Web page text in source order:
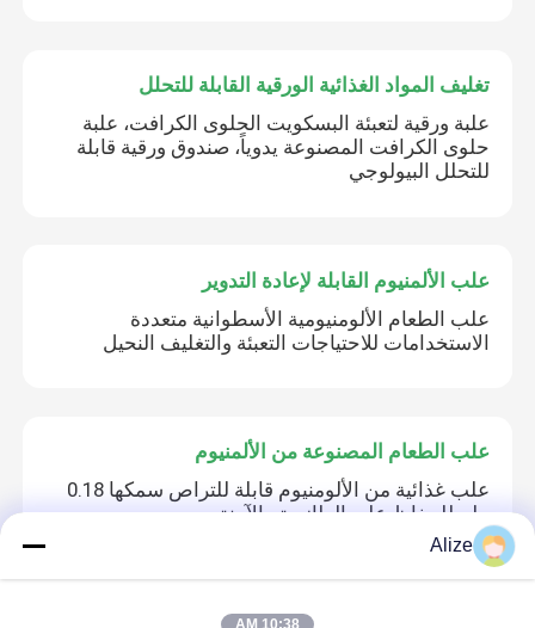
تغليف المواد الغذائية الورقية القابلة للتحلل
علبة ورقية لتعبئة البسكويت الحلوى الكرافت، علبة
حلوى الكرافت المصنوعة يدوياً، صندوق ورقية قابلة
للتحلل البيولوجي
علب الألمنيوم القابلة لإعادة التدوير
علب الطعام الألومنيومية الأسطوانية متعددة
الاستخدامات للاحتياجات التعبئة والتغليف النحيل
علب الطعام المصنوعة من الألمنيوم
علب غذائية من الألومنيوم قابلة للتراص سمكها 0.18
ملم للحفاظ على الطازجة والآمنة
تسميات لاصقة مخصصة
Alize
10:38 AM